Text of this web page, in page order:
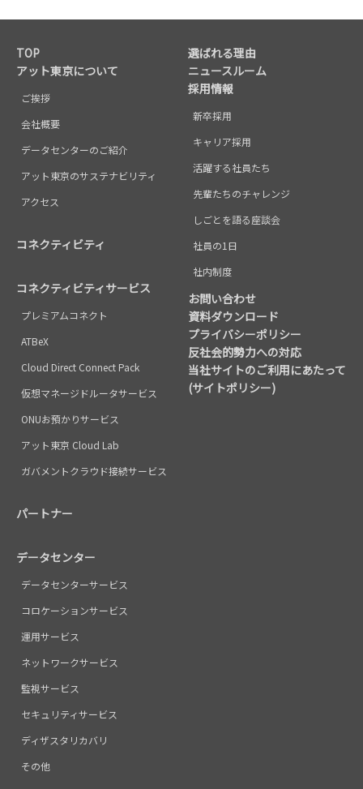
TOP
アット東京について
ご挨拶
会社概要
データセンターのご紹介
アット東京のサステナビリティ
アクセス
コネクティビティ
コネクティビティサービス
プレミアムコネクト
ATBeX
Cloud Direct Connect Pack
仮想マネージドルータサービス
ONUお預かりサービス
アット東京 Cloud Lab
ガバメントクラウド接続サービス
パートナー
データセンター
データセンターサービス
コロケーションサービス
運用サービス
ネットワークサービス
監視サービス
セキュリティサービス
ディザスタリカバリ
その他
選ばれる理由
ニュースルーム
採用情報
新卒採用
キャリア採用
活躍する社員たち
先輩たちのチャレンジ
しごとを語る座談会
社員の1日
社内制度
お問い合わせ
資料ダウンロード
プライバシーポリシー
反社会的勢力への対応
当社サイトのご利用にあたって
(サイトポリシー)